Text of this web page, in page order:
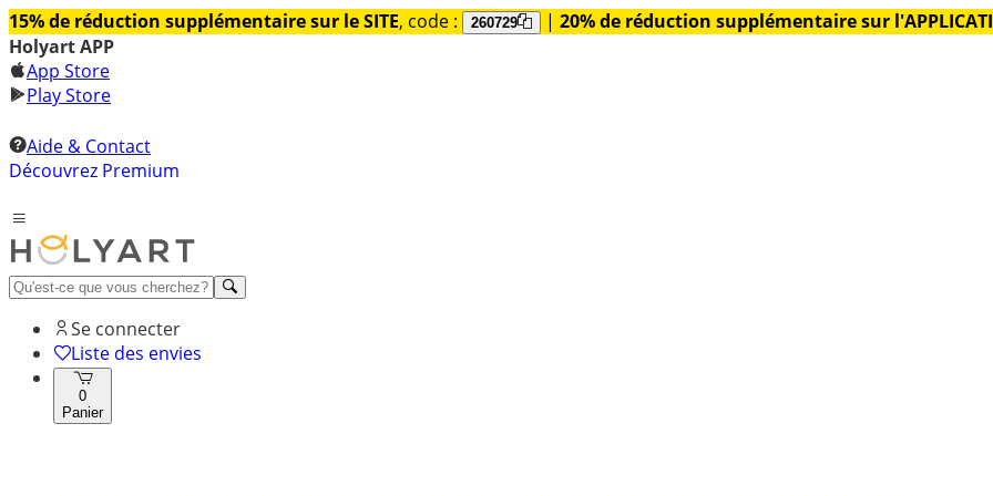
15% de réduction supplémentaire sur le SITE, code : 260729 | 20% de réduction supplémentaire sur
Holyart APP
App Store
Play Store
Aide & Contact
Découvrez Premium
Se connecter
Liste des envies
0
Panier